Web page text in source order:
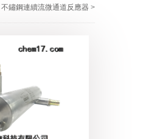
不鏽鋼連續流微通道反應器 >